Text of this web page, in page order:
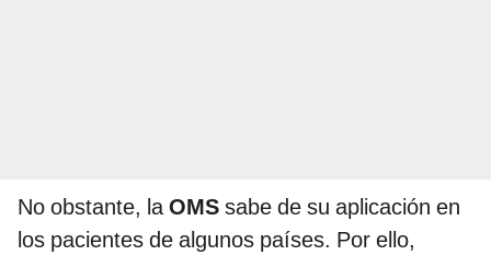
No obstante, laOMS sabe de su aplicación en
los pacientes de algunos países. Por ello,